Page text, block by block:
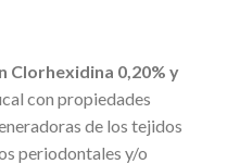
Clorhexidina 0,20% y
con propiedades
de los tejidos
periodontales y/o